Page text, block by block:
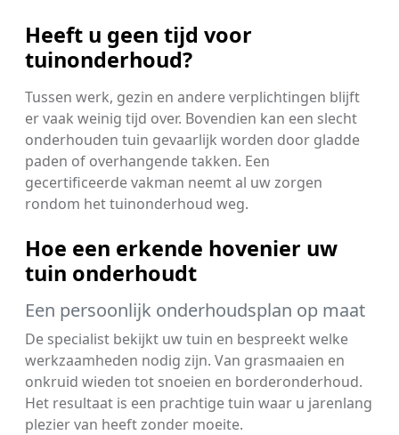
Heeft u geen tijd voor
tuinonderhoud?
Tussen werk, gezin en andere verplichtingen blijft
er vaak weinig tijd over. Bovendien kan een slecht
onderhouden tuin gevaarlijk worden door gladde
paden of overhangende takken. Een
gecertificeerde vakman neemt al uw zorgen
rondom het tuinonderhoud weg.
Hoe een erkende hovenier uw
tuin onderhoudt
Een persoonlijk onderhoudsplan op maat
De specialist bekijkt uw tuin en bespreekt welke
werkzaamheden nodig zijn. Van grasmaaien en
onkruid wieden tot snoeien en borderonderhoud.
Het resultaat is een prachtige tuin waar u jarenlang
plezier van heeft zonder moeite.